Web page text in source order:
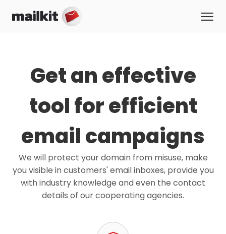
Get an effective
tool for efficient
email campaigns
We will protect your domain from misuse, make
you visible in customers' email inboxes, provide you
with industry knowledge and even the contact
details of our cooperating agencies.